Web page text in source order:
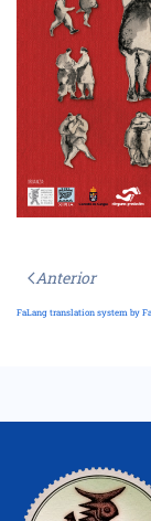
Anterior
FaLang translation system by